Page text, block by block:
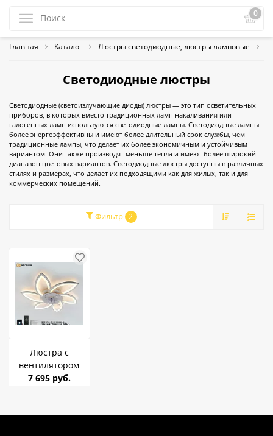
0
Главная Каталог Люстры светодиодные, люстры ламповые
Светодиодные люстры
Светодиодные (светоизлучающие диоды) люстры — это тип осветительных
приборов, в которых вместо традиционных ламп накаливания или
галогенных ламп используются светодиодные лампы. Светодиодные лампы
более энергоэффективны и имеют более длительный срок службы, чем
традиционные лампы, что делает их более экономичным и устойчивым
вариантом. Они также производят меньше тепла и имеют более широкий
диапазон цветовых вариантов. Светодиодные люстры доступны в различных
стилях и размерах, что делает их подходящими как для жилых, так и для
коммерческих помещений.
Фильтр 2
Люстра с
вентилятором
Estares Fan Flover
WHITE/WHITE до 20
7 695 руб.